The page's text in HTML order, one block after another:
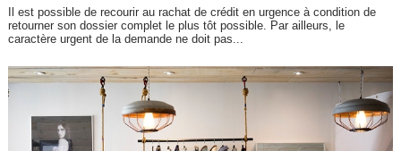
Il est possible de recourir au rachat de crédit en urgence à condition de
retourner son dossier complet le plus tôt possible. Par ailleurs, le
caractère urgent de la demande ne doit pas...